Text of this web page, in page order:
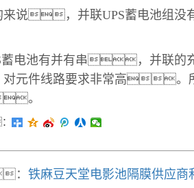
，并联UPS蓄电池组没有
电池有并有串，并联的
元件线路要求非常高。所
。
： 铁麻豆天堂电影池隔膜供应商